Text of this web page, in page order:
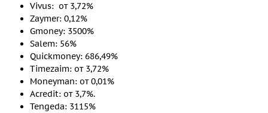
Vivus: от 3,72%
Zaymer: 0,12%
Gmoney: 3500%
Salem: 56%
Quickmoney: 686,49%
Timezaim: от 3,72%
Moneyman: от 0,01%
Acredit: от 3,7%.
Tengeda: 3115%